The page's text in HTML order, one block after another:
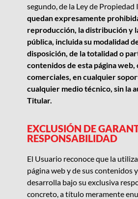
segundo, de la Ley de
quedan expresamente
reproducción, la distribución y
pública, incluida su modalidad
disposición, de la totalidad o
contenidos de esta página web,
comerciales, en cualquier
cualquier medio técnico, sin la
Titular.
EXCLUSIÓN DE
RESPONSABILIDAD
El Usuario reconoce que la
página web y de sus contenidos
desarrolla bajo su exclusiva
concreto, a título meramente